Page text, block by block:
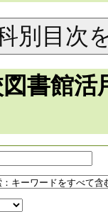
別目次
書館